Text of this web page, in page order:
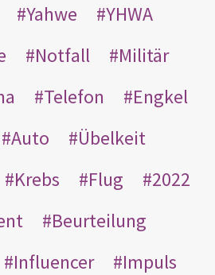
Yahwe
YHWA
Notfall
Militär
Telefon
Engkel
Auto
Übelkeit
Krebs Flug
2022
Beurteilung
Influencer
Impuls